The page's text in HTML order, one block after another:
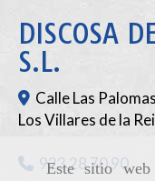
Este sitio
DISCOSA
S.L.
Calle Las
Los Villares de la
923 28 70 90